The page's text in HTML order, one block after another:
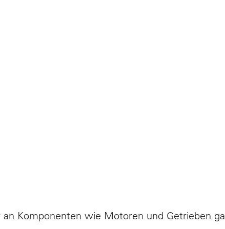
GETRIEBE
Komponenten wie Motoren und Getrieben